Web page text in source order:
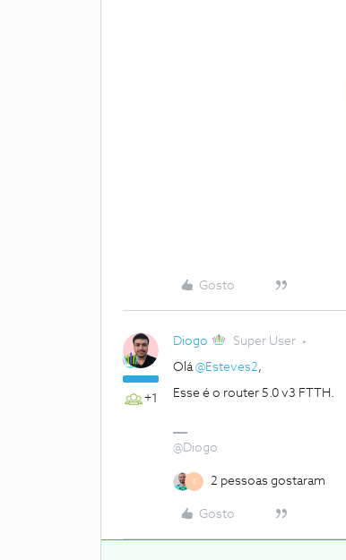
Gosto
+1
Diogo Super User
Olá@Esteves2,
Esse é o router 5.0 v3 FTTH.
@Diogo
E 2 pessoas gostaram
Gosto